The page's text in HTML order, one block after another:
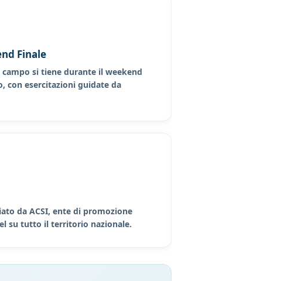
Finale
campo si tiene durante il weekend
con esercitazioni guidate da
da ACSI, ente di promozione
su tutto il territorio nazionale.